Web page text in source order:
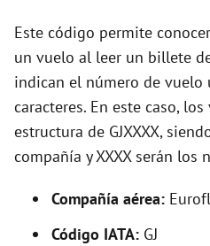
d
Este código permite
un vuelo al leer un billete
indican el número de vuelo
caracteres. En este caso,
estructura de GJXXXX,
compañía y XXXX serán los
Compañía aérea:
Código IATA: GJ